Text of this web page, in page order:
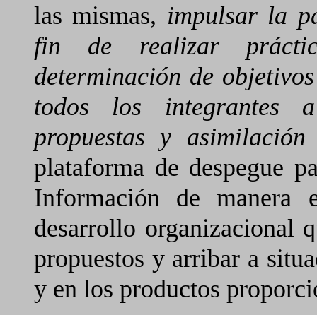
las mismas, impulsar la
fin de realizar
determinación de
todos los integrantes
propuestas y
plataforma de despegue
Información de manera
desarrollo organizacional
propuestos y arribar a
y en los productos